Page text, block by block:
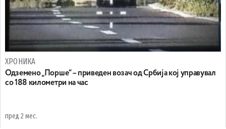
ХРОНИКА
Одземено „Порше“ – приведен возач од Србија кој управувал
со 188 километри на час
пред 2 мес.